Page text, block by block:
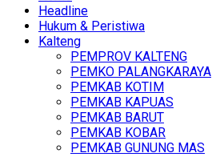
Headline
Hukum & Peristiwa
Kalteng
PEMPROV KALTENG
PEMKO PALANGKARAYA
PEMKAB KOTIM
PEMKAB KAPUAS
PEMKAB BARUT
PEMKAB KOBAR
PEMKAB GUNUNG MAS